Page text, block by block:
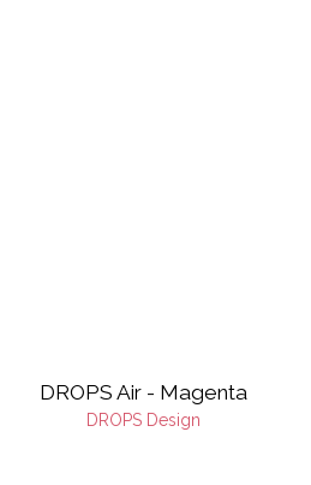
DROPS Air - Magenta
DROPS Design